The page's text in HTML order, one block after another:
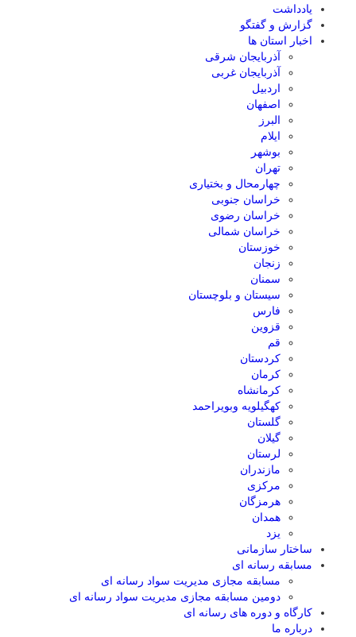
یادداشت
گزارش و گفتگو
اخبار استان ها
آذربایجان شرقی
آذربایجان غربی
اردبیل
اصفهان
البرز
ایلام
بوشهر
تهران
چهارمحال و بختیاری
خراسان جنوبی
خراسان رضوی
خراسان شمالی
خوزستان
زنجان
سمنان
سیستان و بلوچستان
فارس
قزوین
قم
کردستان
کرمان
کرمانشاه
کهگیلویه وبویراحمد
گلستان
گیلان
لرستان
مازندران
مرکزی
هرمزگان
همدان
یزد
ساختار سازمانی
مسابقه رسانه ای
مسابقه مجازی مدیریت سواد رسانه ای
دومین مسابقه مجازی مدیریت سواد رسانه ای
کارگاه و دوره های رسانه ای
درباره ما